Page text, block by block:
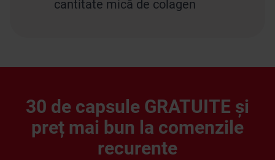
cantitate mică de colagen
30 de capsule GRATUITE și
preț mai bun la comenzile
recurente